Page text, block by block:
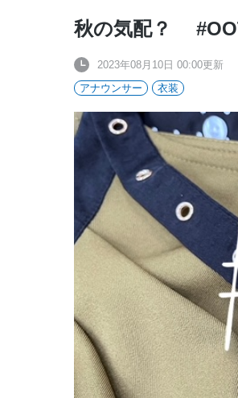
秋の気配？
2023年08月10日 00:00更新
アナウンサー
衣装